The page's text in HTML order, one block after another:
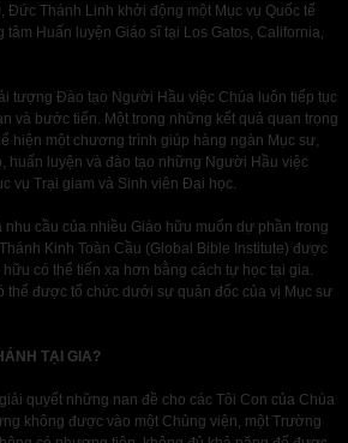
Đức Thánh Linh khởi động một Mục vụ Quốc tế
tâm Huấn luyện Giáo sĩ tại Los Gatos, California,
tượng Đào tạo Người Hầu việc Chúa luôn tiếp tục
và bước tiến. Một trong những kết quả quan trọng
hiện một chương trình giúp hàng ngàn Mục sư,
huấn luyện và đào tạo những Người Hầu việc
vụ Trại giam và Sinh viên Đại học.
cầu của nhiều Giáo hữu muốn dự phần trong
Kinh Toàn Cầu (Global Bible Institute) được
có thể tiến xa hơn bằng cách tự học tại gia.
thể được tổ chức dưới sự quản đốc của vị Mục sư
TẠI GIA?
quyết những nan đề cho các Tôi Con của Chúa
không được vào một Chủng viện, một Trường